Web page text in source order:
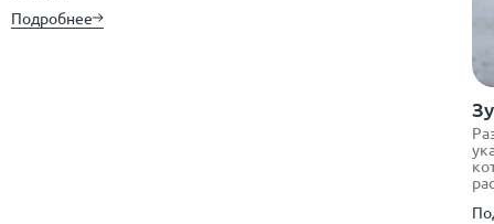
Подробнее